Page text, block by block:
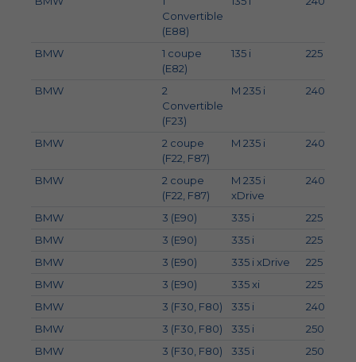
Convertible
(E88)
BMW
1 coupe
(E82)
135 i 225
BMW
2
Convertible
(F23)
M 235 i 240
BMW
2 coupe
(F22, F87)
M 235 i 240
BMW
2 coupe
(F22, F87)
M 235 i
xDrive
240
BMW 3 (E90) 335 i 225
BMW
3 (E90) 335 i 225
BMW
3 (E90) 335 i xDrive 225
BMW
3 (E90) 335 xi 225
BMW
3 (F30, F80) 335 i 240
BMW
3 (F30, F80) 335 i 250
BMW
3 (F30, F80) 335 i 250